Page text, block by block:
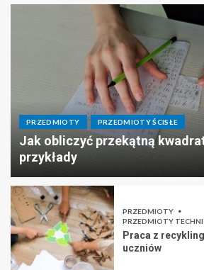
PRZEDMIOTY PRZEDMIOTY ŚCISŁE
Jak obliczyć przekątną
przykłady
PRZEDMIOTY
PRZEDMIOTY
Praca z
uczniów